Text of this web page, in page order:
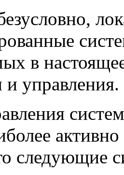
в
и управления.
следующие